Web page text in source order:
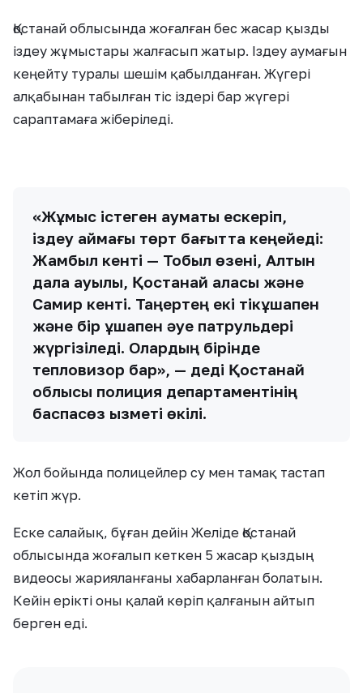
Қостанай облысында жоғалған бес жасар қызды
іздеу жұмыстары жалғасып жатыр. Іздеу аумағын
кеңейту туралы шешім қабылданған. Жүгері
алқабынан табылған тіс іздері бар жүгері
сараптамаға жіберіледі.
«Жұмыс істеген аумақты ескеріп,
іздеу аймағы төрт бағытта кеңейеді:
Жамбыл кенті — Тобыл өзені, Алтын
дала ауылы, Қостанай қаласы және
Самир кенті. Таңертең екі тікұшақпен
және бір ұшақпен әуе патрульдері
жүргізіледі. Олардың бірінде
тепловизор бар», — деді Қостанай
облысы полиция департаментінің
баспасөз қызметі өкілі.
Жол бойында полицейлер су мен тамақ тастап
кетіп жүр.
Еске салайық, бұған дейін Желіде Қостанай
облысында жоғалып кеткен 5 жасар қыздың
видеосы жарияланғаны хабарланған болатын.
Кейін ерікті оны қалай көріп қалғанын айтып
берген еді.